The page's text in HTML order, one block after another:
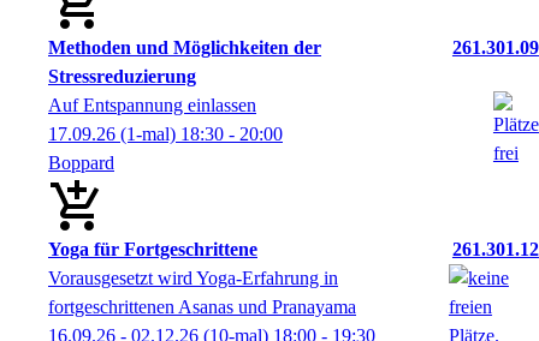
Yoga für Fortgeschrittene
261.301.12
Vorausgesetzt wird Yoga-Erfahrung in
fortgeschrittenen Asanas und Pranayama
16.09.26 - 02.12.26 (10-mal) 18:00 - 19:30
Methoden und Möglichkeiten der
Stressreduzierung
261.301.09
Auf Entspannung einlassen
17.09.26 (1-mal) 18:30 - 20:00
Boppard